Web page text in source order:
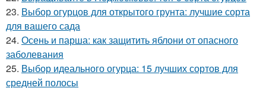
23. Выбор огурцов для открытого грунта: лучшие сорта
для вашего сада
24. Осень и парша: как защитить яблони от опасного
заболевания
25. Выбор идеального огурца: 15 лучших сортов для
средней полосы